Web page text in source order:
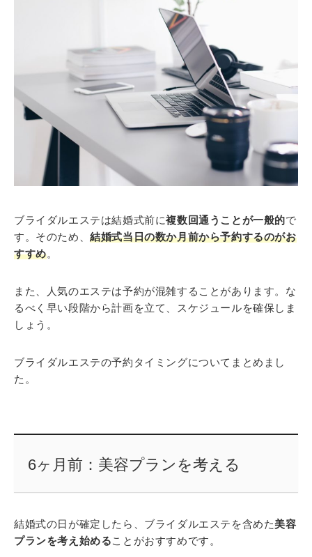
ブライダルエステは結婚式前に複数回通うことが一般的で
す。そのため、結婚式当日の数か月前から予約するのがお
すすめ。
また、人気のエステは予約が混雑することがあります。な
るべく早い段階から計画を立て、スケジュールを確保しま
しょう。
ブライダルエステの予約タイミングについてまとめまし
た。
6ヶ月前：美容プランを考える
結婚式の日が確定したら、ブライダルエステを含めた美容
プランを考え始めることがおすすめです。